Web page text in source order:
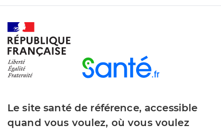
Le site santé de référence, accessible
quand vous voulez, où vous voulez